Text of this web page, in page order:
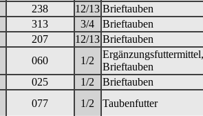
238 12/13 Brieftauben
313 3/4
Brieftauben
207 12/13 Brieftauben
060 1/2
Ergänzungsfuttermittel,
Brieftauben
025 1/2
Brieftauben
077 1/2
Taubenfutter